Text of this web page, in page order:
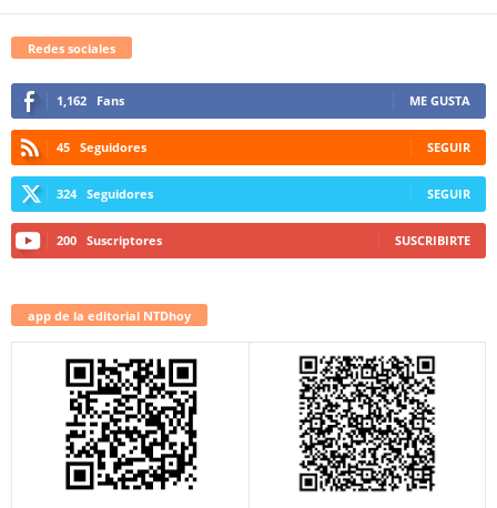
Redes sociales
1,162 Fans ME GUSTA
45 Seguidores SEGUIR
324 Seguidores SEGUIR
200 Suscriptores SUSCRIBIRTE
app de la editorial NTDhoy